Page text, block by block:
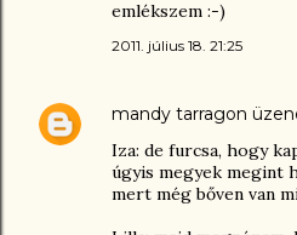
emlékszem :-)
2011. július 18. 21:25
mandy tarragon
Iza: de furcsa, hogy
úgyis megyek megint
mert még bőven van